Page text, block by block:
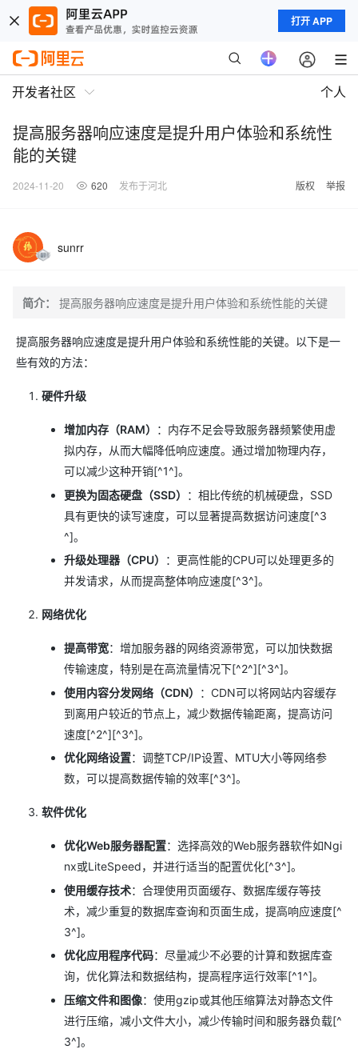
打开 APP
开发者社区 个人
提高服务器响应速度是提升用户体验和系统性
能的关键
2024-11-20 620 发布于河北 版权 举报
sunrr
简介： 提高服务器响应速度是提升用户体验和系统性能的关键
提高服务器响应速度是提升用户体验和系统性能的关键。以下是一
些有效的方法：
硬件升级
增加内存（RAM）
：内存不足会导致服务器频繁使用虚
拟内存，从而大幅降低响应速度。通过增加物理内存，
可以减少这种开销[^1^]。
更换为固态硬盘（SSD）
：相比传统的机械硬盘，SSD
具有更快的读写速度，可以显著提高数据访问速度[^3
^]。
升级处理器（CPU）
：更高性能的CPU可以处理更多的
并发请求，从而提高整体响应速度[^3^]。
网络优化
提高带宽：增加服务器的网络资源带宽，可以加快数据
传输速度，特别是在高流量情况下[^2^][^3^]。
使用内容分发网络（CDN）
：CDN可以将网站内容缓存
到离用户较近的节点上，减少数据传输距离，提高访问
速度[^2^][^3^]。
优化网络设置：调整TCP/IP设置、MTU大小等网络参
数，可以提高数据传输的效率[^3^]。
软件优化
优化Web服务器配置：选择高效的Web服务器软件如Ngi
nx或LiteSpeed，并进行适当的配置优化[^3^]。
使用缓存技术：合理使用页面缓存、数据库缓存等技
术，减少重复的数据库查询和页面生成，提高响应速度[^
3^]。
优化应用程序代码：尽量减少不必要的计算和数据库查
询，优化算法和数据结构，提高程序运行效率[^1^]。
压缩文件和图像：使用gzip或其他压缩算法对静态文件
进行压缩，减小文件大小，减少传输时间和服务器负载[^
3^]。